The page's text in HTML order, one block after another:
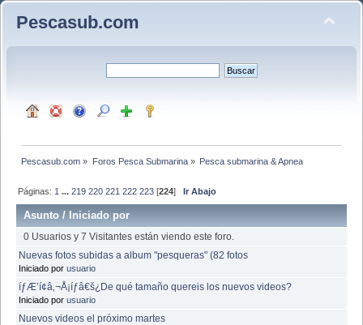
Pescasub.com
Pescasub.com » Foros Pesca Submarina» Pesca submarina & Apnea
Páginas: 1 ...219 220 221 222 223 [224]Ir Abajo
Asunto /Iniciado por
0 Usuarios y 7 Visitantes están viendo este foro.
Nuevas fotos subidas a album "pesqueras" (82 fotos
Iniciado por usuario
íƒÆ’í¢â‚¬Å¡íƒâ€š¿De qué tamaño quereis los nuevos videos?
Iniciado por usuario
Nuevos videos el próximo martes